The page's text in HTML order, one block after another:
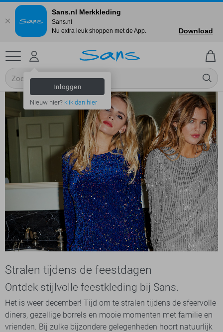
Inloggen
Nieuw hier? klik dan hier
Stralen tijdens de feestdagen
Ontdek stijlvolle feestkleding bij Sans.
Het is weer december! Tijd om te stralen tijdens de sfeervolle
diners, gezellige borrels en mooie momenten met familie en
vrienden. Bij zulke bijzondere gelegenheden hoort natuurlijk
Sans.nl Merkkleding
Sans.nl
Nu extra leuk shoppen met de App.
Download